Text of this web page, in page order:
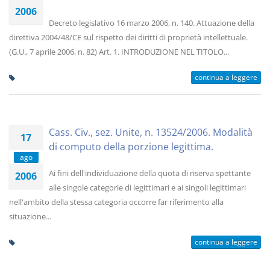
2006
Decreto legislativo 16 marzo 2006, n. 140. Attuazione della
direttiva 2004/48/CE sul rispetto dei diritti di proprietà intellettuale.
(G.U., 7 aprile 2006, n. 82) Art. 1. INTRODUZIONE NEL TITOLO...
continua a leggere
17
ago
2006
Cass. Civ., sez. Unite, n. 13524/2006. Modalità
di computo della porzione legittima.
Ai fini dell'individuazione della quota di riserva spettante
alle singole categorie di legittimari e ai singoli legittimari
nell'ambito della stessa categoria occorre far riferimento alla
situazione...
continua a leggere